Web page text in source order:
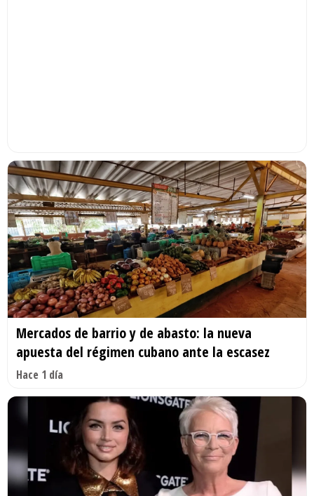
Mercados de barrio y de abasto: la nueva
apuesta del régimen cubano ante la escasez
Hace 1 día